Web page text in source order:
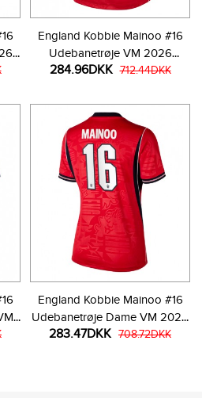
England Kobbie Mainoo #16
Udebanetrøje VM 2026
Kortærmet
284.96DKK 712.44DKK
England Kobbie Mainoo #16
Udebanetrøje Dame VM 2026
Kortærmet
283.47DKK 708.72DKK